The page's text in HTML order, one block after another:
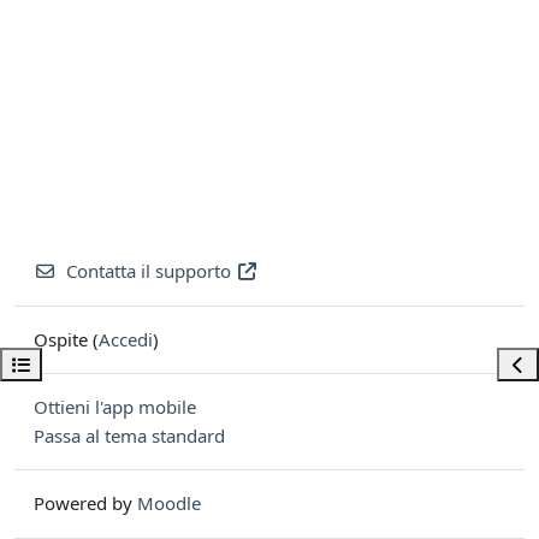
Apri indice del corso
Contatta il supporto
Ospite (Accedi)
Ottieni l'app mobile
Passa al tema standard
Powered by Moodle